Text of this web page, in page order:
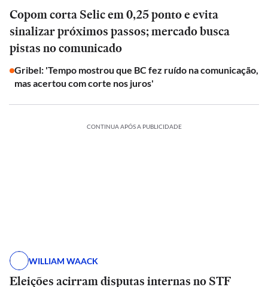
Copom corta Selic em 0,25 ponto e evita
sinalizar próximos passos; mercado busca
pistas no comunicado
Gribel: 'Tempo mostrou que BC fez ruído na comunicação,
mas acertou com corte nos juros'
CONTINUA APÓS A PUBLICIDADE
WILLIAM WAACK
Eleições acirram disputas internas no STF